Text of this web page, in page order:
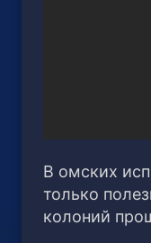
В омских
только
колоний